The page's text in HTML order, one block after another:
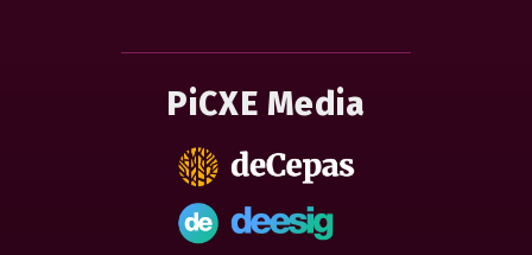
PiCXE Media